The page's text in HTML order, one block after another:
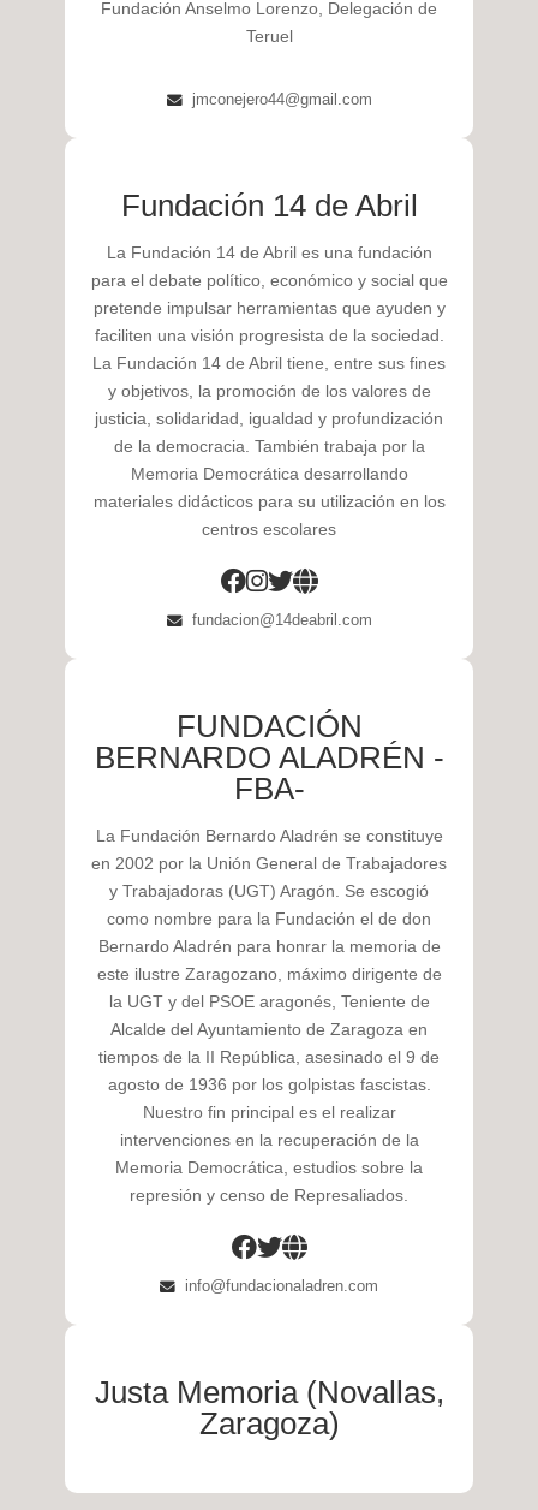
Fundación Anselmo Lorenzo, Delegación de
Teruel
jmconejero44@gmail.com
Fundación 14 de Abril
La Fundación 14 de Abril es una fundación
para el debate político, económico y social que
pretende impulsar herramientas que ayuden y
faciliten una visión progresista de la sociedad.
La Fundación 14 de Abril tiene, entre sus fines
y objetivos, la promoción de los valores de
justicia, solidaridad, igualdad y profundización
de la democracia. También trabaja por la
Memoria Democrática desarrollando
materiales didácticos para su utilización en los
centros escolares
fundacion@14deabril.com
FUNDACIÓN
BERNARDO ALADRÉN -
FBA-
La Fundación Bernardo Aladrén se constituye
en 2002 por la Unión General de Trabajadores
y Trabajadoras (UGT) Aragón. Se escogió
como nombre para la Fundación el de don
Bernardo Aladrén para honrar la memoria de
este ilustre Zaragozano, máximo dirigente de
la UGT y del PSOE aragonés, Teniente de
Alcalde del Ayuntamiento de Zaragoza en
tiempos de la II República, asesinado el 9 de
agosto de 1936 por los golpistas fascistas.
Nuestro fin principal es el realizar
intervenciones en la recuperación de la
Memoria Democrática, estudios sobre la
represión y censo de Represaliados.
info@fundacionaladren.com
Justa Memoria (Novallas,
Zaragoza)